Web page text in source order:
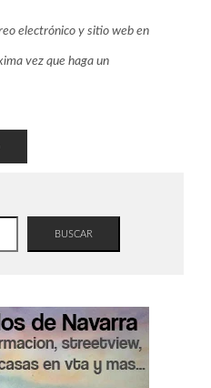
electrónico y sitio web en
vez que haga un
BUSCAR